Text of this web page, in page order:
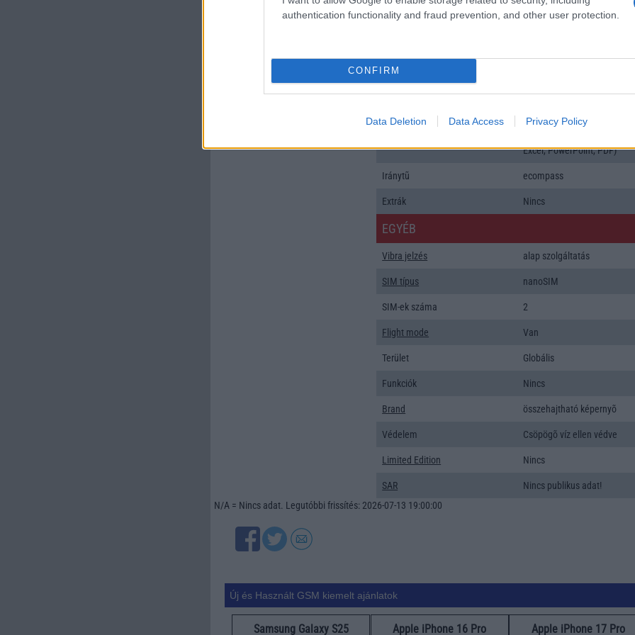
authentication functionality and fraud prevention, and other user protection.
CONFIRM
Data Deletion Data Access Privacy Policy
Nincs
SNS integráció alap szolgáltatás
Organizer
Excel, PowerPoint, PDF)
Iránytũ ecompass
Extrák Nincs
EGYÉB
Vibra jelzés alap szolgáltatás
SIM típus nanoSIM
SIM-ek száma 2
Flight mode Van
Terület Globális
Funkciók Nincs
Brand összehajtható képernyõ
Védelem Csöpögõ víz ellen védve
Limited Edition Nincs
SAR
Nincs publikus adat!
N/A = Nincs adat. Legutóbbi frissítés: 2026-07-13 19:00:00
Új és Használt GSM kiemelt ajánlatok
Samsung Galaxy S25 Apple iPhone 16 Pro Apple iPhone 17 Pro